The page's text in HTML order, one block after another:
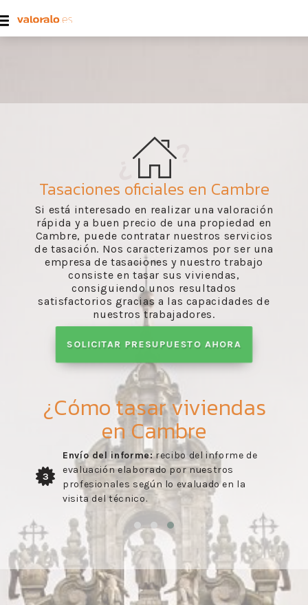
Tasaciones oficiales en Cambre
Si está interesado en realizar una valoración
rápida y a buen precio de una propiedad en
Cambre, puede contratar nuestros servicios
de tasación. Nos caracterizamos por ser una
empresa de tasaciones y nuestro trabajo
consiste en tasar sus viviendas,
consiguiendo unos resultados
satisfactorios gracias a las capacidades de
nuestros trabajadores.
SOLICITAR PRESUPUESTO AHORA
¿Cómo tasar viviendas
en Cambre
3
Envío del informe:recibo del informe de
evaluación elaborado por nuestros
profesionales según lo evaluado en la
visita del técnico.